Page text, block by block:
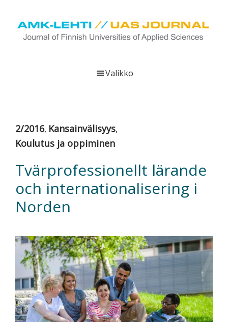
Hyppää
pääsisältöön
Hyppää
ensisijaiseen
Hyppää
alatunnisteeseen
viestittää
ammattikorkeakoulujen
kehittämis-
ja
innovaatiotoiminnasta
sekä
koskevasta
tutkimuksesta
kaikille
kiinnostuneille.
Valikko
2/2016, Kansainvälisyys,
Koulutus ja oppiminen
Tvärprofessionellt lärande
och internationalisering i
Norden